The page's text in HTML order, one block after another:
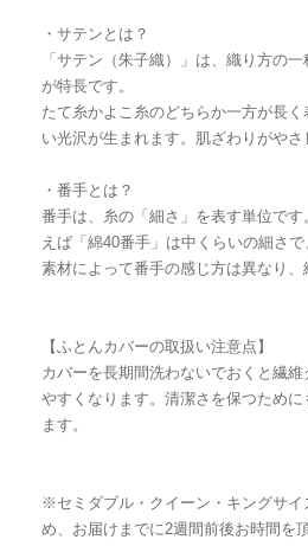
・サテンとは？
「サテン（朱子織）」は、織り方の
が特長です。
たて糸かよこ糸のどちらか一方が長
い光沢が生まれます。肌ざわりがやさ
・番手とは？
番手は、糸の「細さ」を表す単位で
えば「綿40番手」は中くらいの細さ
素材によって番手の感じ方は異なり、
【ふとんカバーの取扱い注意点】
カバーを長期間洗わないでおくと繊
やすくなります。清潔さを保つため
ます。
※セミダブル・クイーン・キングサ
め、お届けまでに2週間前後お時間を